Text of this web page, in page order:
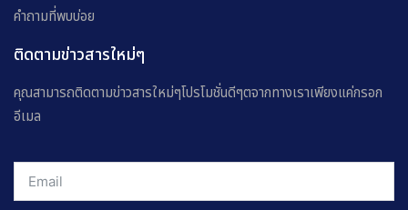
คำถามที่พบบ่อย
ติดตามข่าวสารใหม่ๆ
คุณสามารถติดตามข่าวสารใหม่ๆโปรโมชั่นดีๆตจากทางเราเพียงแค่กรอก
อีเมล